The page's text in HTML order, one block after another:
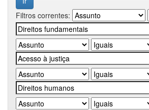
Filtros correntes: